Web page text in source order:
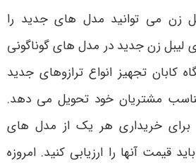
زن می ‌توانید مدل های جدید را
لیبل زن جدید در مدل ‌های گوناگونی
کابان تجهیز انواع ترازوهای جدید
مشتریان خود تحویل می ‌دهد.
برای خریداری هر یک از مدل‌ های
قیمت آنها را ارزیابی کنید. امروزه